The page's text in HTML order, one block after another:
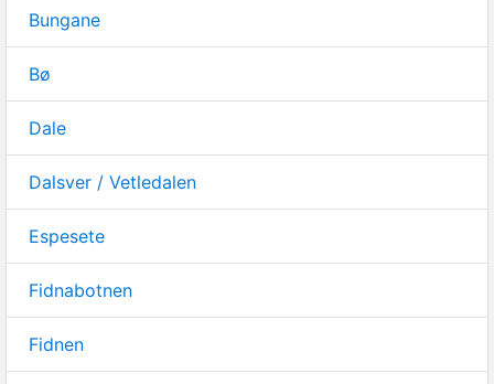
Bungane
Bø
Dale
Dalsver / Vetledalen
Espesete
Fidnabotnen
Fidnen